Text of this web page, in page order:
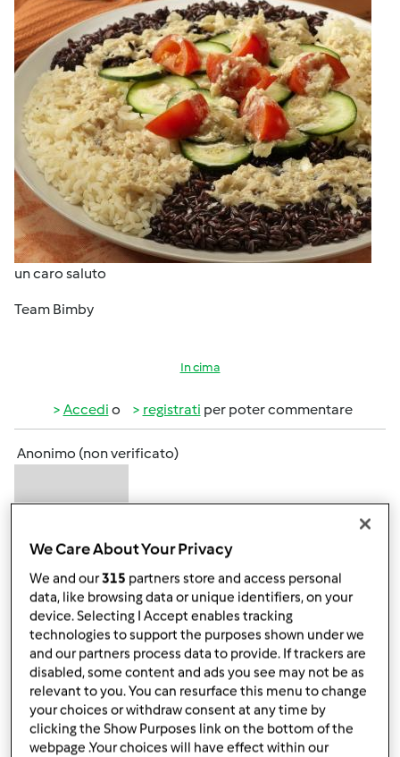
un caro saluto
Team Bimby
In cima
Accedi o registrati per poter commentare
Anonimo (non verificato)
Ven, 04/15/2016 - 17:15
Wow,team e quale sarà la parola da inserire nella ricetta?
Solo contest?
In cima
Accedio registratiper poter commentare
We Care About Your Privacy
We and our315 partners store and access personal
data, like browsing data or unique identifiers, on your
device. Selecting I Accept enables tracking
technologies to support the purposes shown under we
and our partners process data to provide. If trackers are
disabled, some content and ads you see may not be as
relevant to you. You can resurface this menu to change
your choices or withdraw consent at any time by
clicking the Show Purposes link on the bottom of the
webpage .Your choices will have effect within our